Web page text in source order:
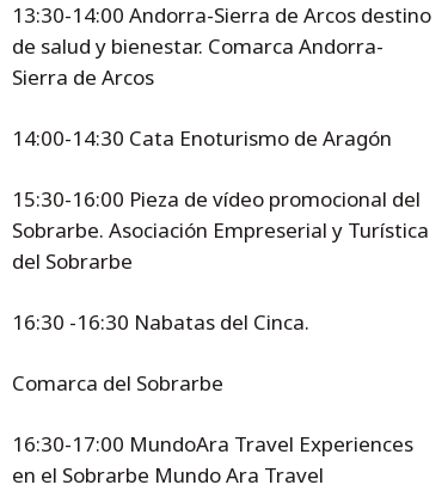
13:30-14:00 Andorra-Sierra de Arcos destino
de salud y bienestar. Comarca Andorra-
Sierra de Arcos
14:00-14:30 Cata Enoturismo de Aragón
15:30-16:00 Pieza de vídeo promocional del
Sobrarbe. Asociación Empreserial y Turística
del Sobrarbe
16:30 -16:30 Nabatas del Cinca.
Comarca del Sobrarbe
16:30-17:00 MundoAra Travel Experiences
en el Sobrarbe Mundo Ara Travel